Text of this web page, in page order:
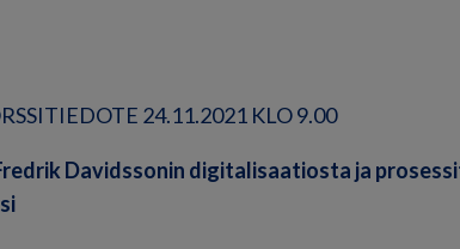
24.11.2021 KLO 9.00
Davidssonin digitalisaatiosta ja